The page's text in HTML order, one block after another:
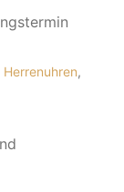
Herrenuhren,